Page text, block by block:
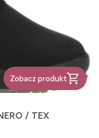
Zobacz produkt
/ TEX